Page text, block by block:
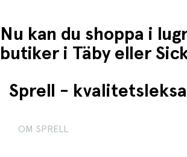
Nu kan du shoppa i
butiker i Täby eller
Sprell -
OM SPRELL